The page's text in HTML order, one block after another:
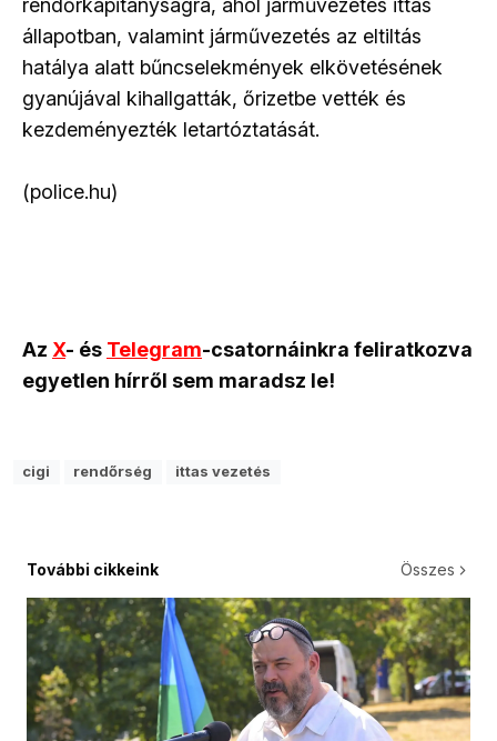
rendőrkapitányságra, ahol járművezetés ittas
állapotban, valamint járművezetés az eltiltás
hatálya alatt bűncselekmények elkövetésének
gyanújával kihallgatták, őrizetbe vették és
kezdeményezték letartóztatását.
(police.hu)
Az X- és Telegram-csatornáinkra feliratkozva
egyetlen hírről sem maradsz le!
cigi rendőrség ittas vezetés
További cikkeink Összes